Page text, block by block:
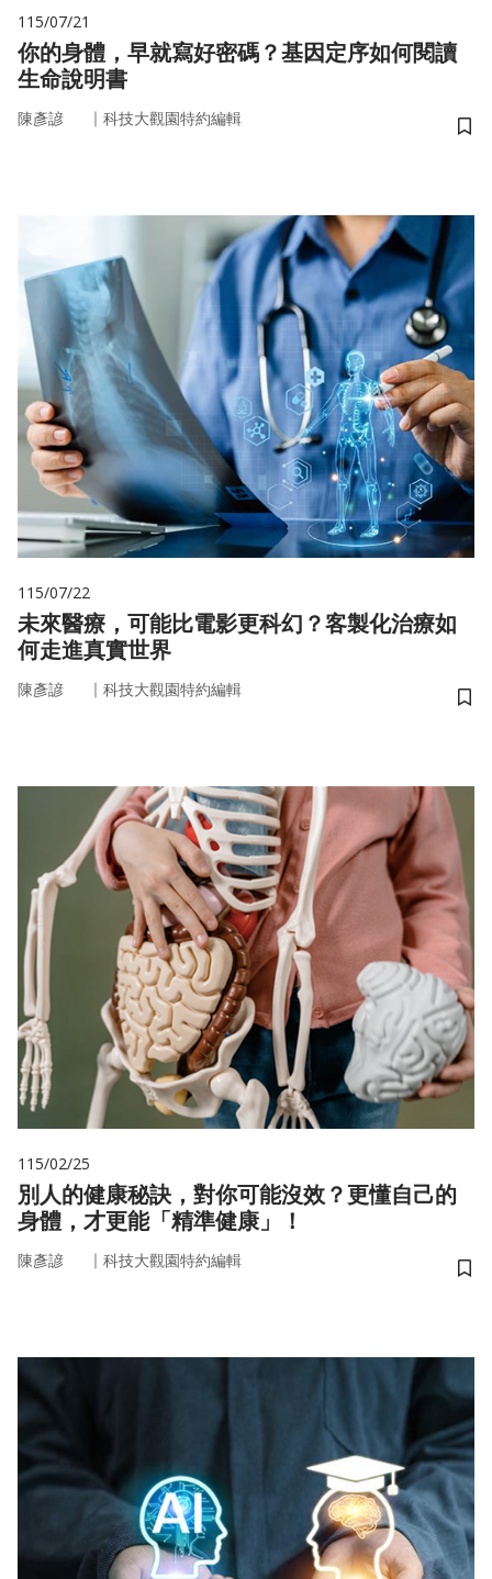
115/07/21
你的身體，早就寫好密碼？基因定序如何閱讀
生命說明書
陳彥諺 ｜ 科技大觀園特約編輯
儲
115/07/22
未來醫療，可能比電影更科幻？客製化治療如
何走進真實世界
陳彥諺 ｜ 科技大觀園特約編輯
儲
115/02/25
別人的健康秘訣，對你可能沒效？更懂自己的
身體，才更能「精準健康」！
陳彥諺 ｜ 科技大觀園特約編輯
儲